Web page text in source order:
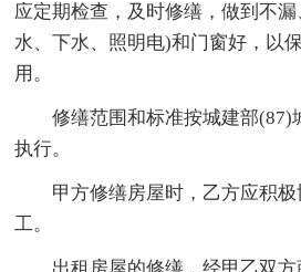
应定期检查，及时修缮，做到不
水、下水、照明电)和门窗好，以
用。
修缮范围和标准按城建部(87)
执行。
甲方修缮房屋时，乙方应积
工。